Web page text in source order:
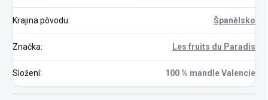
Krajina pôvodu: Španělsko
Značka: Les fruits du Paradis
Složení: 100 % mandle Valencie